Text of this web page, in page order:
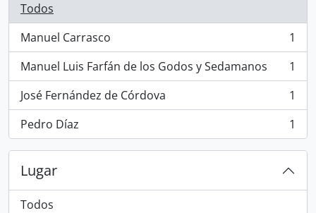
Todos
Manuel Carrasco
, 1 resultados
1
Manuel Luis Farfán de los Godos y Sedamanos
, 1 resultados
1
José Fernández de Córdova
, 1 resultados
1
Pedro Díaz
, 1 resultados 1
Lugar
Todos